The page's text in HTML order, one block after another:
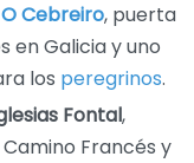
O Cebreiro, puerta
en Galicia y uno
los peregrinos.
Fontal,
Francés y